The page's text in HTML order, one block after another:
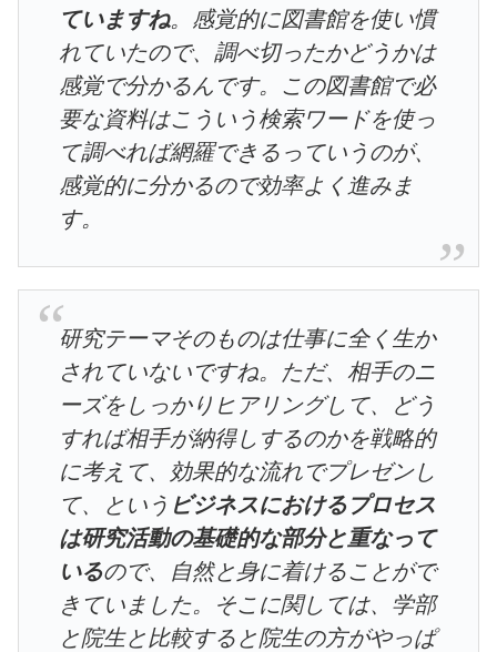
ていますね。感覚的に図書館を使い慣
れていたので、調べ切ったかどうかは
感覚で分かるんです。この図書館で必
要な資料はこういう検索ワードを使っ
て調べれば網羅できるっていうのが、
感覚的に分かるので効率よく進みま
す。
研究テーマそのものは仕事に全く生か
されていないですね。ただ、相手のニ
ーズをしっかりヒアリングして、どう
すれば相手が納得しするのかを戦略的
に考えて、効果的な流れでプレゼンし
て、という ビジネスにおけるプロセス
は研究活動の基礎的な部分と重なって
いるので、自然と身に着けることがで
きていました。そこに関しては、学部
と院生と比較すると院生の方がやっぱ